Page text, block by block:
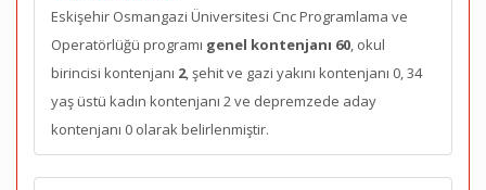
Eskişehir Osmangazi Üniversitesi Cnc Programlama ve
Operatörlüğü programı genel kontenjanı 60, okul
birincisi kontenjanı 2, şehit ve gazi yakını kontenjanı 0, 34
yaş üstü kadın kontenjanı 2 ve depremzede aday
kontenjanı 0 olarak belirlenmiştir.